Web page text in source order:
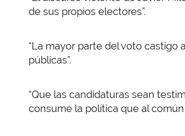
de sus propios electores”.
“La mayor parte del voto
públicas”.
“Que las candidaturas sean
consume la política que al